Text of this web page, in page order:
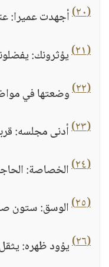
(٢٠)
أجهدت عميرا:
(٢١)
يؤثرونك:
(٢٢)
وضعتها في
(٢٣)
أدنى مجلسه:
(٢٤)
الخصاصة:
(٢٥)
الوسق: ستون
(٢٦)
يؤود ظهره: